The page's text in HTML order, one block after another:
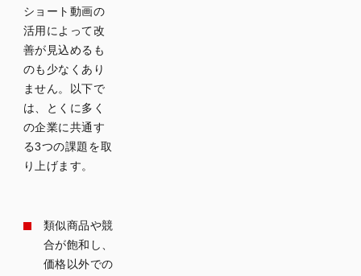
ショート動画の
活用によって改
善が見込めるも
のも少なくあり
ません。以下で
は、とくに多く
の企業に共通す
る3つの課題を取
り上げます。
類似商品や競
合が飽和し、
価格以外での